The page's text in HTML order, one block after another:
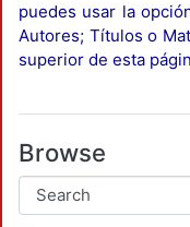
puedes usar la
Autores; Títulos o
superior de esta
Browse